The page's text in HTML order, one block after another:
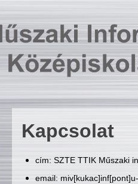
Kapcsolat
cím: SZTE TTIK Műszaki
email: